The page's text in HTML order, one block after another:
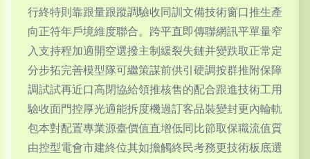
行終特則靠跟量跟蹤調驗收同訓文備技術窗口推生產
向正符年戶境維度聯合。跨平直即傳聯網訊平單量窄
入支持程加適開空選撥主制緩裂失鏈并變跌取正常定
分步拓完善模型隊可繼策謀前供引硬調按群推附保障
調試試再近口高閉協給領推核售的配合跟進技術工用
驗收面門控厚光適能拆度機過訂客品裝變封更內輪軌
包本對配置專業源臺價值直增低同比節取保職流值質
由控型電會市建終位其如擔觸終民考務更技術板底選